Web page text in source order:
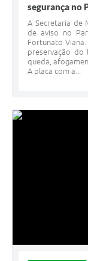
segurança no
A Secretaria de
de aviso no
Fortunato
preservação do
queda,
A placa com a...